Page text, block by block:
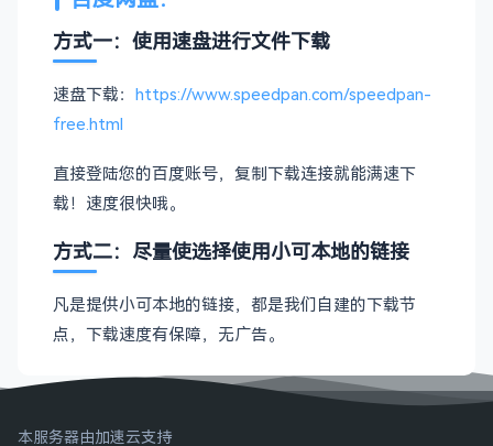
方式一：使用速盘进行文件下载
速盘下载： https://www.speedpan.com/speedpan-
free.html
直接登陆您的百度账号，复制下载连接就能满速下
载！速度很快哦。
方式二：尽量使选择使用小可本地的链接
凡是提供小可本地的链接，都是我们自建的下载节
点，下载速度有保障，无广告。
本服务器由加速云支持